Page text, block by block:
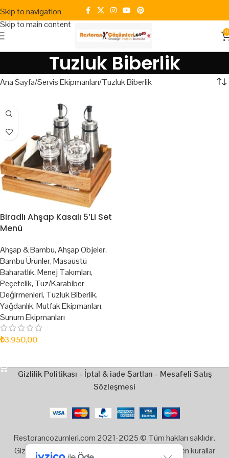
Skip to navigation
Skip to main content
0
Tuzluk Biberlik
Ana Sayfa Servis Ekipmanları Tuzluk Biberlik
Biradlı Ahşap Kasalı 5’Li Set
Menü
Ahşap & Bambu,Ahşap Objeler,
Bambu Ürünler,Masaüstü
Baharatlık,Menej Takımları,
Peçetelik, Tuz/Karabiber
Değirmenleri, Tuzluk Biberlik,
Yağdanlık,Mutfak Ekipmanları,
Sunum Ekipmanları
₺3.950,00
Gizlilik Politikası - İptal & iade Şartları - Mesafeli Satış
Sözleşmesi
Restorancozumleri.com 2021-2025 © Tüm hakları saklıdır.
Gizlilik, Kullanım ve Telif Hakları bildiriminde belirtilen kurallar